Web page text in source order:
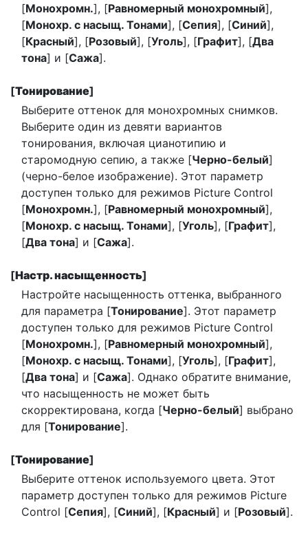
[Монохромн.], [Равномерный монохромный],
[Монохр. с насыщ. Тонами], [Сепия], [Синий],
[Красный], [Розовый], [Уголь], [Графит], [Два
тона] и [Сажа].
[Тонирование]
Выберите оттенок для монохромных снимков.
Выберите один из девяти вариантов
тонирования, включая цианотипию и
старомодную сепию, а также [Черно-белый]
(черно-белое изображение). Этот параметр
доступен только для режимов Picture Control
[Монохромн.], [Равномерный монохромный],
[Монохр. с насыщ. Тонами], [Уголь], [Графит],
[Два тона] и [Сажа].
[Настр. насыщенность]
Настройте насыщенность оттенка, выбранного
для параметра [Тонирование]. Этот параметр
доступен только для режимов Picture Control
[Монохромн.], [Равномерный монохромный],
[Монохр. с насыщ. Тонами], [Уголь], [Графит],
[Два тона] и [Сажа]. Однако обратите внимание,
что насыщенность не может быть
скорректирована, когда [Черно-белый] выбрано
для [Тонирование].
[Тонирование]
Выберите оттенок используемого цвета. Этот
параметр доступен только для режимов Picture
Control [Сепия], [Синий], [Красный] и [Розовый].